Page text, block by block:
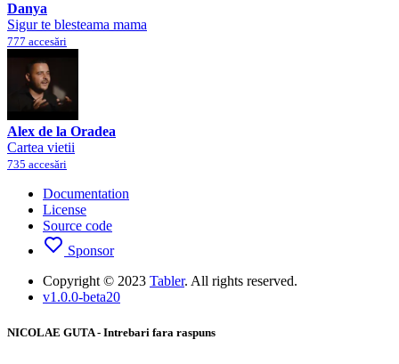
Danya
Sigur te blesteama mama
777 accesări
Alex de la Oradea
Cartea vietii
735 accesări
Documentation
License
Source code
Sponsor
Copyright © 2023 Tabler. All rights reserved.
v1.0.0-beta20
NICOLAE GUTA - Intrebari fara raspuns